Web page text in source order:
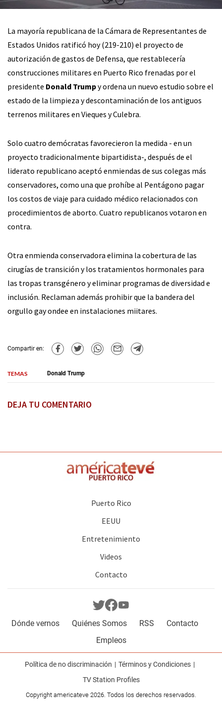
La mayoría republicana de la Cámara de Representantes de
Estados Unidos ratificó hoy (219-210) el proyecto de
autorización de gastos de Defensa, que restablecería
construcciones militares en Puerto Rico frenadas por el
presidente Donald Trumpy ordena un nuevo estudio sobre el
estado de la limpieza y descontaminación de los antiguos
terrenos militares en Vieques y Culebra.
Solo cuatro demócratas favorecieron la medida - en un
proyecto tradicionalmente bipartidista-, después de el
liderato republicano aceptó enmiendas de sus colegas más
conservadores, como una que prohíbe al Pentágono pagar
los costos de viaje para cuidado médico relacionados con
procedimientos de aborto. Cuatro republicanos votaron en
contra.
Otra enmienda conservadora elimina la cobertura de las
cirugías de transición y los tratamientos hormonales para
las tropas transgénero y eliminar programas de diversidad e
inclusión. Reclaman además prohibir que la bandera del
orgullo gay ondee en instalaciones miitares.
Compartir en:
TEMAS Donald Trump
DEJA TU COMENTARIO
Puerto Rico
EEUU
Entretenimiento
Videos
Contacto
Dónde vernos Quiénes Somos RSS
Contacto
Empleos
Política de no discriminación
Términos y Condiciones
TV Station Profiles
Copyright americateve 2026. Todos los derechos reservados.